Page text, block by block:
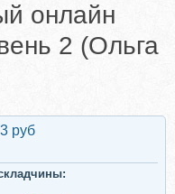
онлайн
2 (Ольга
руб